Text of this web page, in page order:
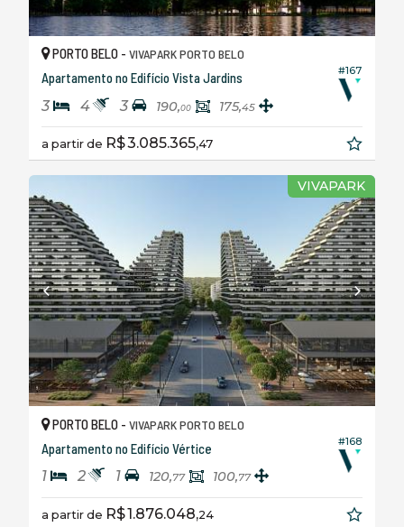
#167
PORTO BELO - VIVAPARK PORTO BELO
Apartamento no Edifício Vista Jardins
3 4 3 190,00 175,45
a partir de R$ 3.085.365,47
VIVAPARK
#168
PORTO BELO - VIVAPARK PORTO BELO
Apartamento no Edifício Vértice
1 2 1 120,77 100,77
a partir de R$ 1.876.048,24